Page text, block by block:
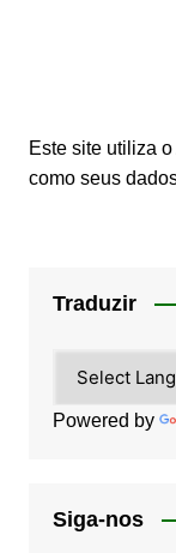
Este site utiliza
como seus
Traduzir
Powered by
Siga-nos